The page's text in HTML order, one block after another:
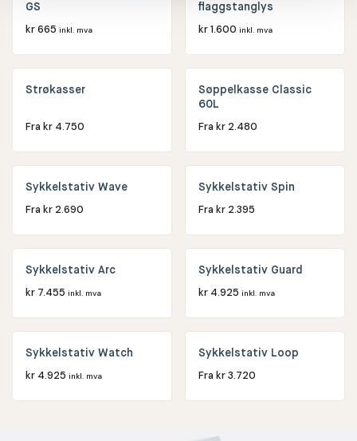
GS
kr665 inkl. mva
flaggstanglys
kr1.600 inkl. mva
Strøkasser
Fra kr 4.750
Søppelkasse Classic
60L
Fra kr 2.480
Sykkelstativ Wave
Fra kr 2.690
Sykkelstativ Spin
Fra kr 2.395
Sykkelstativ Arc
kr 7.455 inkl. mva
Sykkelstativ Guard
kr 4.925 inkl. mva
Sykkelstativ Watch
kr 4.925 inkl. mva
Sykkelstativ Loop
Fra kr3.720